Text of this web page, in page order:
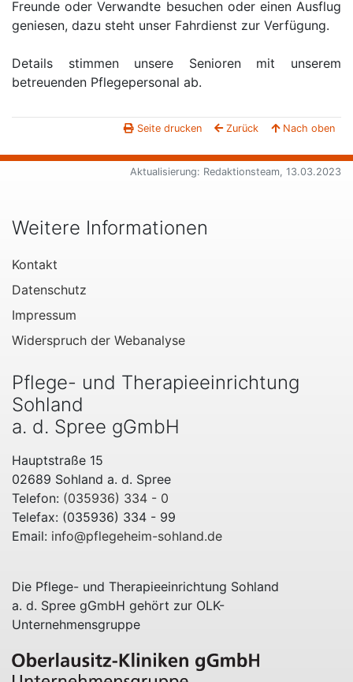
Freunde oder Verwandte besuchen oder einen Ausflug
geniesen, dazu steht unser Fahrdienst zur Verfügung.
Details stimmen unsere Senioren mit unserem
betreuenden Pflegepersonal ab.
Nach oben
Zurück
Seite drucken
Aktualisierung: Redaktionsteam, 13.03.2023
Weitere Informationen
Kontakt
Datenschutz
Impressum
Widerspruch der Webanalyse
Pflege- und Therapieeinrichtung
Sohland
a. d. Spree gGmbH
Hauptstraße 15
02689 Sohland a. d. Spree
Telefon: (035936) 334 - 0
Telefax: (035936) 334 - 99
Email: info@pflegeheim-sohland.de
Die Pflege- und Therapieeinrichtung Sohland
a. d. Spree gGmbH gehört zur OLK-
Unternehmensgruppe